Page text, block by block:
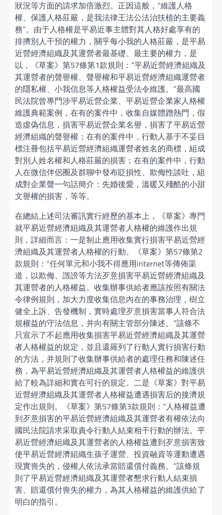
狀況等方面的請求加倍激烈。正因這般，“維護人格
權、保護人格莊嚴，是我法律王法公法治扶植的主要義
務”。由于人格權是平易近事主體對其人格好處享有的
排擠別人干預的權力，關乎每小我的人格莊嚴，是平易
近營經濟組織及其運營者最基礎、最主要的權力，是
以，《草案》第57條第1款規則：“平易近營經濟組織及
其運營者的聲譽權、聲譽權和平易近營經濟組織運營者
的隱私權、小我信息等人格權益受法令維護。”最高國
民法院曾專門涉平易近營企業、平易近營企業家人格權
維護典範案例，在有的案件中，收集自媒體蹭熱門，假
造虛偽信息，損害平易近營企業名譽，損害了平易近營
經濟組織的聲譽權；在有的案件中，行動人基于不妥目
標注冊包括平易近營經濟組織運營者姓名的商標，組成
對別人姓名權和人格莊嚴的損害；在有的案件中，行動
人在微信伴侶圈及群聊中發布貶損性、欺侮性談吐，組
成對企業聲一句話簡介：先婚後愛，溫暖又殘酷的小甜
文譽權的損害，等等。
在總結上述司法審訊實行經歷的基本上，《草案》專門
就平易近營經濟組織及其運營者人格權的維護作出規
則，詳細而言：一是制止應用收集實行損害平易近營經
濟組織及其運營者人格權的行動。《草案》第57條第2
款規則：“任何單元和小我不得應用internet等傳佈渠
道，以欺侮、譭謗等方法歹意損害平易近營經濟組織及
其運營者的人格權益。收集辦事供給者應該按照有關法
令律例規則，加大力度收集信息內在的事務治理，樹立
健全上訴、告發機制，實時處理歹意損害當事人符合法
規權益的守法信息，并向有關主管部分陳述。”該條不
只宣示了不起應用收集損害平易近營經濟組織及其運營
者人格權益的規定，並且還羅列了行動人實行損害行動
的方法，并規則了收集辦事供給者的處理任務和陳述任
務，為平易近營經濟組織及其運營者人格權益的維護供
給了較為詳細和實在可行的規定。二是《草案》對平易
近營經濟組織及其運營者人格權益遭遇損害后的接濟規
定作出規則。《草案》第57條第3款規則：“人格權益遭
到歹意損害的平易近營經濟組織及其運營者有權依法向
國民法院請求采取責令行動人結束相干行動的辦法。平
易近營經濟組織及其運營者的人格權益遭到歹意損害致
使平易近營經濟組織生孩子運營、投資融資等運動遭遇
現實喪失的，侵權人依法承當賠還償付義務。”該條規
則了平易近營經濟組織及其運營者懇求行動人結束損
害、賠還償付喪失的權力，為其人格權益的維護供給了
明白的指引。